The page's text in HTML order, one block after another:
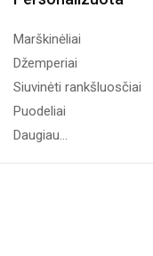
Marškinėliai
Džemperiai
Siuvinėti rankšluosčiai
Puodeliai
Daugiau...